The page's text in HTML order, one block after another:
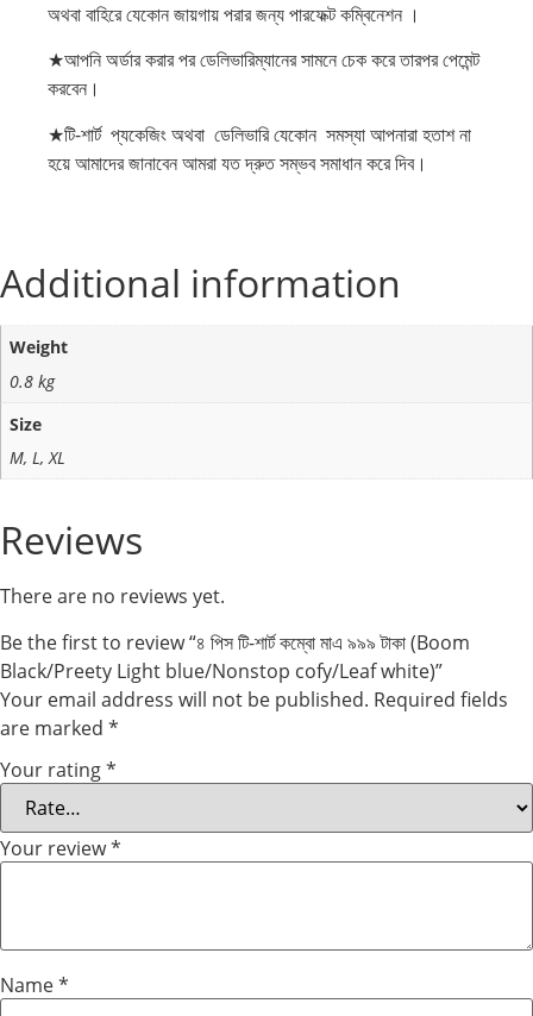
অথবা বাহিরে যেকোন জায়গায় পরার জন্য পারফেক্ট কম্বিনেশন ।
★আপনি অর্ডার করার পর ডেলিভারিম্যানের সামনে চেক করে তারপর পেমেন্ট
করবেন।
★টি-শার্ট প্যকেজিং অথবা ডেলিভারি যেকোন সমস্যা আপনারা হতাশ না
হয়ে আমাদের জানাবেন আমরা যত দ্রুত সম্ভব সমাধান করে দিব।
Additional information
Weight
0.8 kg
Size
M, L, XL
Reviews
There are no reviews yet.
Be the first to review “৪ পিস টি-শার্ট কম্বো মাএ ৯৯৯ টাকা (Boom
Black/Preety Light blue/Nonstop cofy/Leaf white)”
Your email address will not be published. Required fields
are marked *
Your rating*
Your review*
Name*